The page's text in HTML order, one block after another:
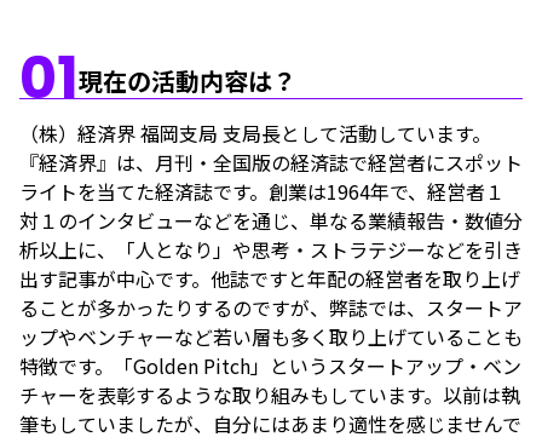
01現在の活動内容は？
（株）経済界 福岡支局 支局長として活動しています。
『経済界』は、月刊・全国版の経済誌で経営者にスポット
ライトを当てた経済誌です。創業は1964年で、経営者１
対１のインタビューなどを通じ、単なる業績報告・数値分
析以上に、「人となり」や思考・ストラテジーなどを引き
出す記事が中心です。他誌ですと年配の経営者を取り上げ
ることが多かったりするのですが、弊誌では、スタートア
ップやベンチャーなど若い層も多く取り上げていることも
特徴です。「Golden Pitch」というスタートアップ・ベン
チャーを表彰するような取り組みもしています。以前は執
筆もしていましたが、自分にはあまり適性を感じませんで